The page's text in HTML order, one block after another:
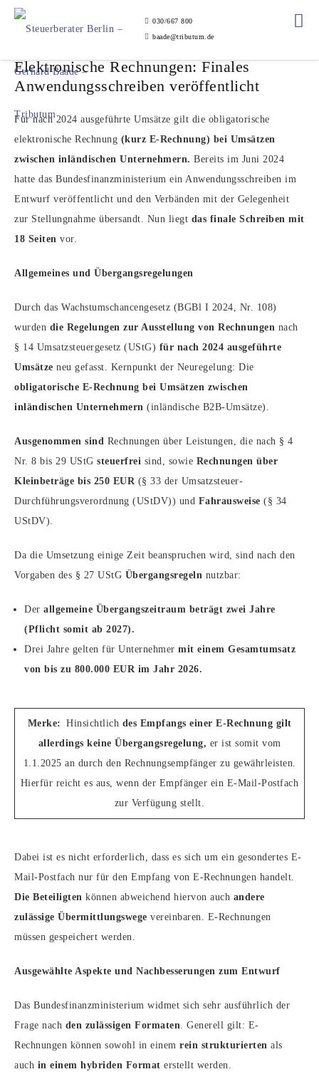
030/667 800
baade@tributum.de
Elektronische Rechnungen: Finales
Anwendungsschreiben veröffentlicht
Für nach 2024 ausgeführte Umsätze gilt die obligatorische
elektronische Rechnung (kurz E-Rechnung) bei Umsätzen
zwischen inländischen Unternehmern. Bereits im Juni 2024
hatte das Bundesfinanzministerium ein Anwendungsschreiben im
Entwurf veröffentlicht und den Verbänden mit der Gelegenheit
zur Stellungnahme übersandt. Nun liegt das finale Schreiben mit
18 Seiten vor.
Allgemeines und Übergangsregelungen
Durch das Wachstumschancengesetz (BGBl I 2024, Nr. 108)
wurden die Regelungen zur Ausstellung von Rechnungen nach
§ 14 Umsatzsteuergesetz (UStG) für nach 2024 ausgeführte
Umsätze neu gefasst. Kernpunkt der Neuregelung: Die
obligatorische E-Rechnung bei Umsätzen zwischen
inländischen Unternehmern (inländische B2B-Umsätze).
Ausgenommen sind Rechnungen über Leistungen, die nach § 4
Nr. 8 bis 29 UStG steuerfrei sind, sowie Rechnungen über
Kleinbeträge bis 250 EUR(§ 33 der Umsatzsteuer-
Durchführungsverordnung (UStDV)) und Fahrausweise (§ 34
UStDV).
Da die Umsetzung einige Zeit beanspruchen wird, sind nach den
Vorgaben des § 27 UStG Übergangsregeln nutzbar:
Der allgemeine Übergangszeitraum beträgt zwei Jahre
(Pflicht somit ab 2027).
Drei Jahre gelten für Unternehmer mit einem Gesamtumsatz
von bis zu 800.000 EUR im Jahr 2026.
Merke: Hinsichtlich des Empfangs einer E-Rechnung gilt
allerdings keine Übergangsregelung, er ist somit vom
1.1.2025 an durch den Rechnungsempfänger zu gewährleisten.
Hierfür reicht es aus, wenn der Empfänger ein E-Mail-Postfach
zur Verfügung stellt.
Dabei ist es nicht erforderlich, dass es sich um ein gesondertes E-
Mail-Postfach nur für den Empfang von E-Rechnungen handelt.
Die Beteiligten können abweichend hiervon auch andere
zulässige Übermittlungswege vereinbaren. E-Rechnungen
müssen gespeichert werden.
Ausgewählte Aspekte und Nachbesserungen zum Entwurf
Das Bundesfinanzministerium widmet sich sehr ausführlich der
Frage nach den zulässigen Formaten. Generell gilt: E-
Rechnungen können sowohl in einem rein strukturierten als
auch in einem hybriden Format erstellt werden.